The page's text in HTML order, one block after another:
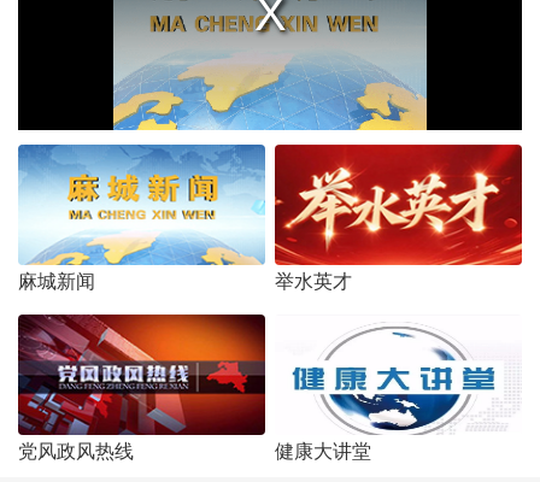
麻城新闻 举水英才
党风政风热线 健康大讲堂